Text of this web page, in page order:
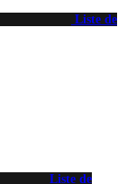
Liste de
Liste de